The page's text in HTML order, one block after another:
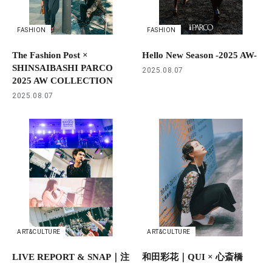
FASHION
The Fashion Post ×
SHINSAIBASHI PARCO
2025 AW COLLECTION
2025.08.07
FASHION
Hello New Season -2025 AW-
2025.08.07
ART&CULTURE
LIVE REPORT & SNAP｜注
ART&CULTURE
和田彩花｜QUI × 心斎橋